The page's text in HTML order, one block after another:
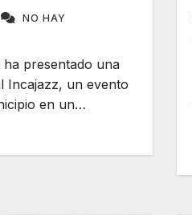
NO HAY
presentado una
Incajazz, un evento
en un…